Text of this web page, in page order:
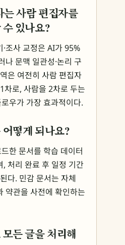
사람 편집자를
있나요?
·조사 교정은 AI가 95%
나 문맥 일관성·논리 구
은 여전히 사람 편집자
차로, 사람을 2차로 두는
우가 가장 효과적이다.
떻게 되나요?
한 문서를 학습 데이터
, 처리 완료 후 일정 기간
다. 민감 문서는 자체
약관을 사전에 확인하는
든 글을 처리해